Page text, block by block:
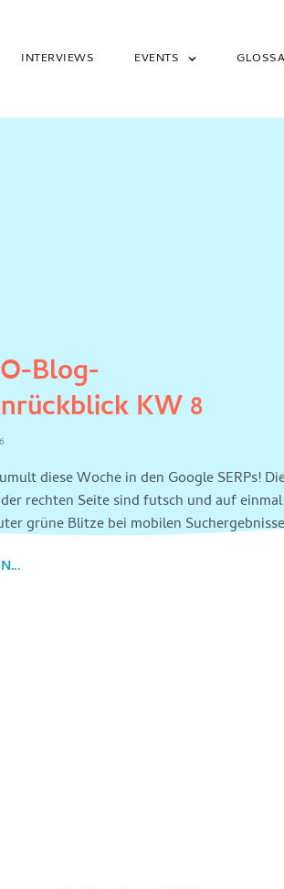
INTERVIEWS EVENTS
Blog-
KW 8
diese Woche in den Google SERPs!
rechten Seite sind futsch und auf einmal
grüne Blitze bei mobilen